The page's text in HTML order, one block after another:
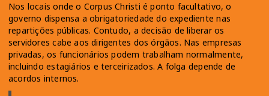
Nos locais onde o Corpus Christi é ponto facultativo, o
governo dispensa a obrigatoriedade do expediente nas
repartições públicas. Contudo, a decisão de liberar os
servidores cabe aos dirigentes dos órgãos. Nas empresas
privadas, os funcionários podem trabalham normalmente,
incluindo estagiários e terceirizados. A folga depende de
acordos internos.